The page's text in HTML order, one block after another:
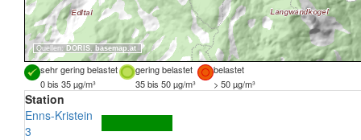
Quellen: DORIS, basemap.at
sehr gering belastet gering belastet
belastet
0 bis 35 µg/m³
35 bis 50 µg/m³ > 50 µg/m³
Station
Enns-Kristein
3